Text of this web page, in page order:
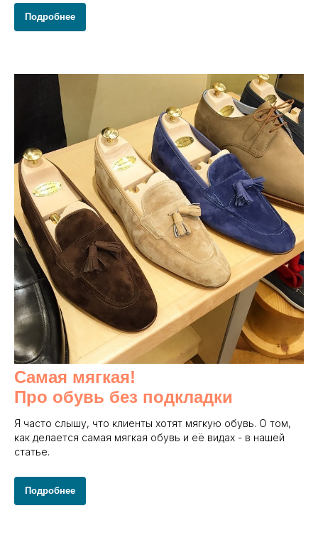
Подробнее
Самая мягкая!
Про обувь без подкладки
Я часто слышу, что клиенты хотят мягкую обувь. О том,
как делается самая мягкая обувь и её видах - в нашей
статье.
Подробнее